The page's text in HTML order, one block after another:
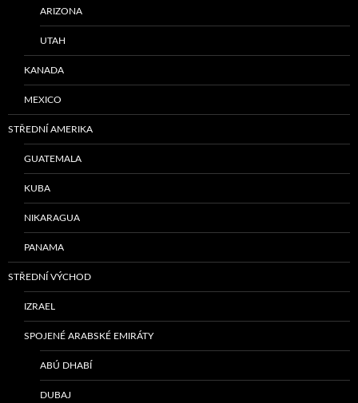
ARIZONA
UTAH
KANADA
MEXICO
STŘEDNÍ AMERIKA
GUATEMALA
KUBA
NIKARAGUA
PANAMA
STŘEDNÍ VÝCHOD
IZRAEL
SPOJENÉ ARABSKÉ EMIRÁTY
ABÚ DHABÍ
DUBAJ